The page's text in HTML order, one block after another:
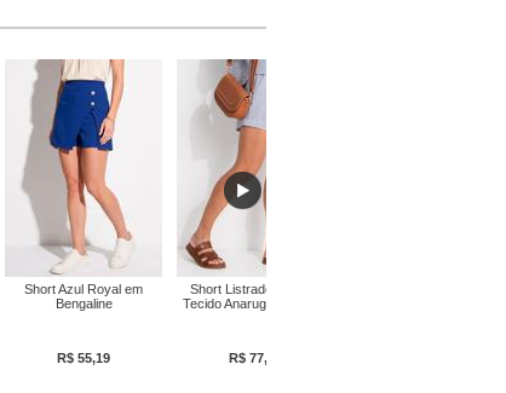
Short Azul Royal em
Bengaline
R$ 55,19
Short Listrado Azul em
Tecido Anaruga Fio Tinto
R$ 77,99